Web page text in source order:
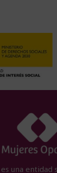
una entidad